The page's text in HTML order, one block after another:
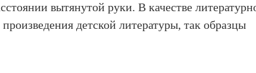
вытянутой руки. В качестве
детской литературы, так образцы